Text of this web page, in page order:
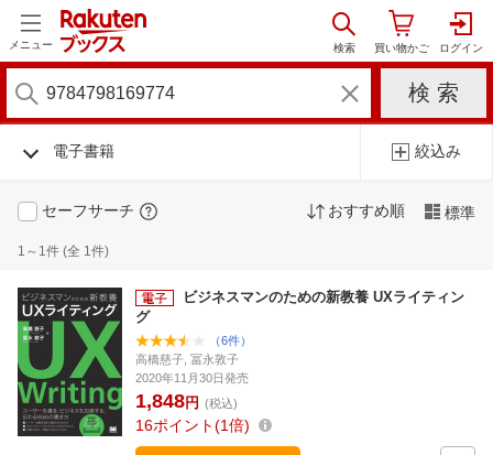
メニュー
電子書籍 絞込み
セーフサーチ おすすめ順 標準
1～1件 (全 1件)
ビジネスマンのための新教養 UXライティン
グ
（6件）
高橋慈子, 冨永敦子
2020年11月30日発売
1,848円 (税込)
16ポイント 1倍